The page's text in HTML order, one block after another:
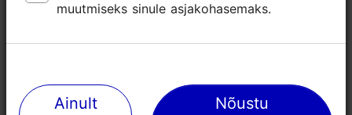
Lähedalasuvad kohad
muutmiseks sinule asjakohasemaks.
Ainult
Nõustu
muutmiseks sinule asjakohasemaks.
Ainult
Nõustu